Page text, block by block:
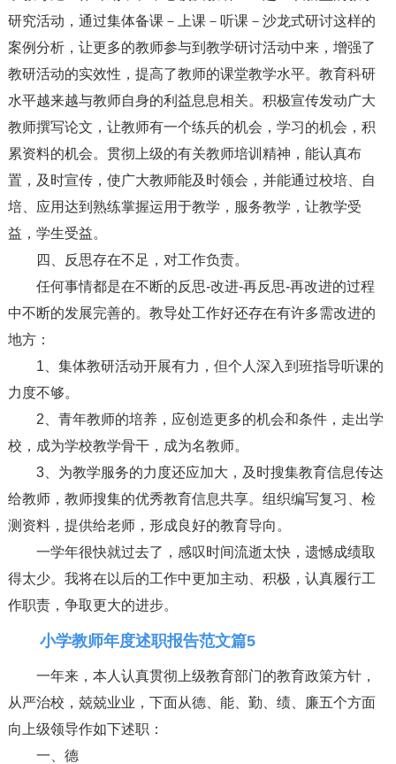
研究活动，通过集体备课－上课－听课－沙龙式研讨这样的
案例分析，让更多的教师参与到教学研讨活动中来，增强了
教研活动的实效性，提高了教师的课堂教学水平。教育科研
水平越来越与教师自身的利益息息相关。积极宣传发动广大
教师撰写论文，让教师有一个练兵的机会，学习的机会，积
累资料的机会。贯彻上级的有关教师培训精神，能认真布
置，及时宣传，使广大教师能及时领会，并能通过校培、自
培、应用达到熟练掌握运用于教学，服务教学，让教学受
益，学生受益。
四、反思存在不足，对工作负责。
任何事情都是在不断的反思-改进-再反思-再改进的过程
中不断的发展完善的。教导处工作好还存在有许多需改进的
地方：
1、集体教研活动开展有力，但个人深入到班指导听课的
力度不够。
2、青年教师的培养，应创造更多的机会和条件，走出学
校，成为学校教学骨干，成为名教师。
3、为教学服务的力度还应加大，及时搜集教育信息传达
给教师，教师搜集的优秀教育信息共享。组织编写复习、检
测资料，提供给老师，形成良好的教育导向。
一学年很快就过去了，感叹时间流逝太快，遗憾成绩取
得太少。我将在以后的工作中更加主动、积极，认真履行工
作职责，争取更大的进步。
小学教师年度述职报告范文篇5
一年来，本人认真贯彻上级教育部门的教育政策方针，
从严治校，兢兢业业，下面从德、能、勤、绩、廉五个方面
向上级领导作如下述职：
一、德